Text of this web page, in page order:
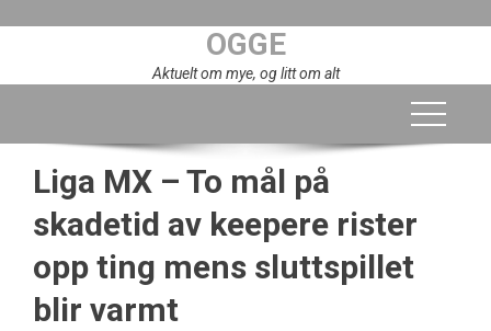
OGGE
Aktuelt om mye, og litt om alt
Liga MX – To mål på
skadetid av keepere rister
opp ting mens sluttspillet
blir varmt